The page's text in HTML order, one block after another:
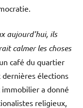
aujourd’hui, ils
calmer les choses
café du quartier
dernières élections
a donné
religieux,